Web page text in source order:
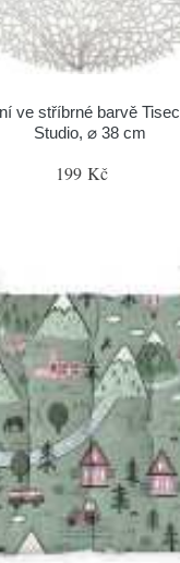
ve stříbrné barvě
Studio, ⌀ 38 cm
199 Kč